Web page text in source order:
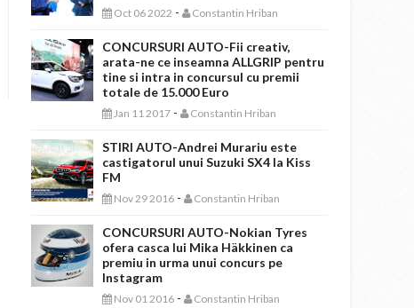
Oct 06 2022 - Constantin Hriban
CONCURSURI AUTO-Fii creativ,
arata-ne ce inseamna ALLGRIP pentru
tine si intra in concursul cu premii
totale de 15.000 Euro
Jan 11 2017 - Constantin Hriban
STIRI AUTO-Andrei Murariu este
castigatorul unui Suzuki SX4 la Kiss
FM
Nov 29 2016 - Constantin Hriban
CONCURSURI AUTO-Nokian Tyres
ofera casca lui Mika Häkkinen ca
premiu in urma unui concurs pe
Instagram
Nov 01 2016 - Constantin Hriban